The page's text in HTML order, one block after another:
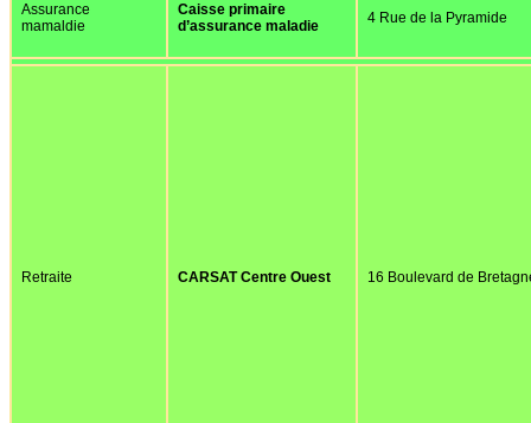
Assurance
mamaldie
Caisse primaire
d’assurance maladie
4 Rue de la Pyramide
Retraite CARSAT Centre Ouest 16 Boulevard de